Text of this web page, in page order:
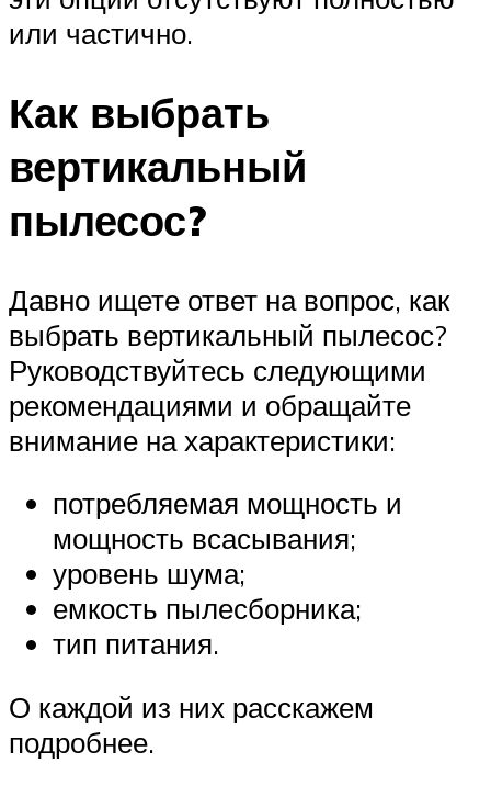
или частично.
Как выбрать
вертикальный
пылесос?
Давно ищете ответ на вопрос, как
выбрать вертикальный пылесос?
Руководствуйтесь следующими
рекомендациями и обращайте
внимание на характеристики:
потребляемая мощность и
мощность всасывания;
уровень шума;
емкость пылесборника;
тип питания.
О каждой из них расскажем
подробнее.